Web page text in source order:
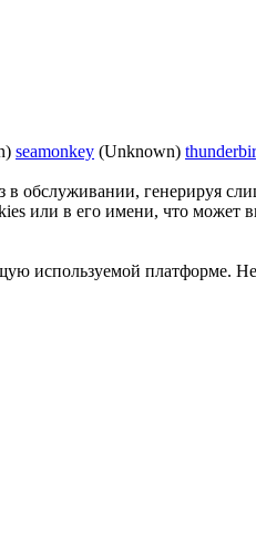
seamonkey (Unknown)
обслуживании, генерируя
или в его имени, что может
используемой